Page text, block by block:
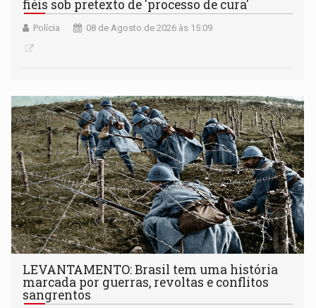
fiéis sob pretexto de 'processo de cura'
Polícia 08 de Agosto de 2026 às 15:09
LEVANTAMENTO: Brasil tem uma história
marcada por guerras, revoltas e conflitos
sangrentos